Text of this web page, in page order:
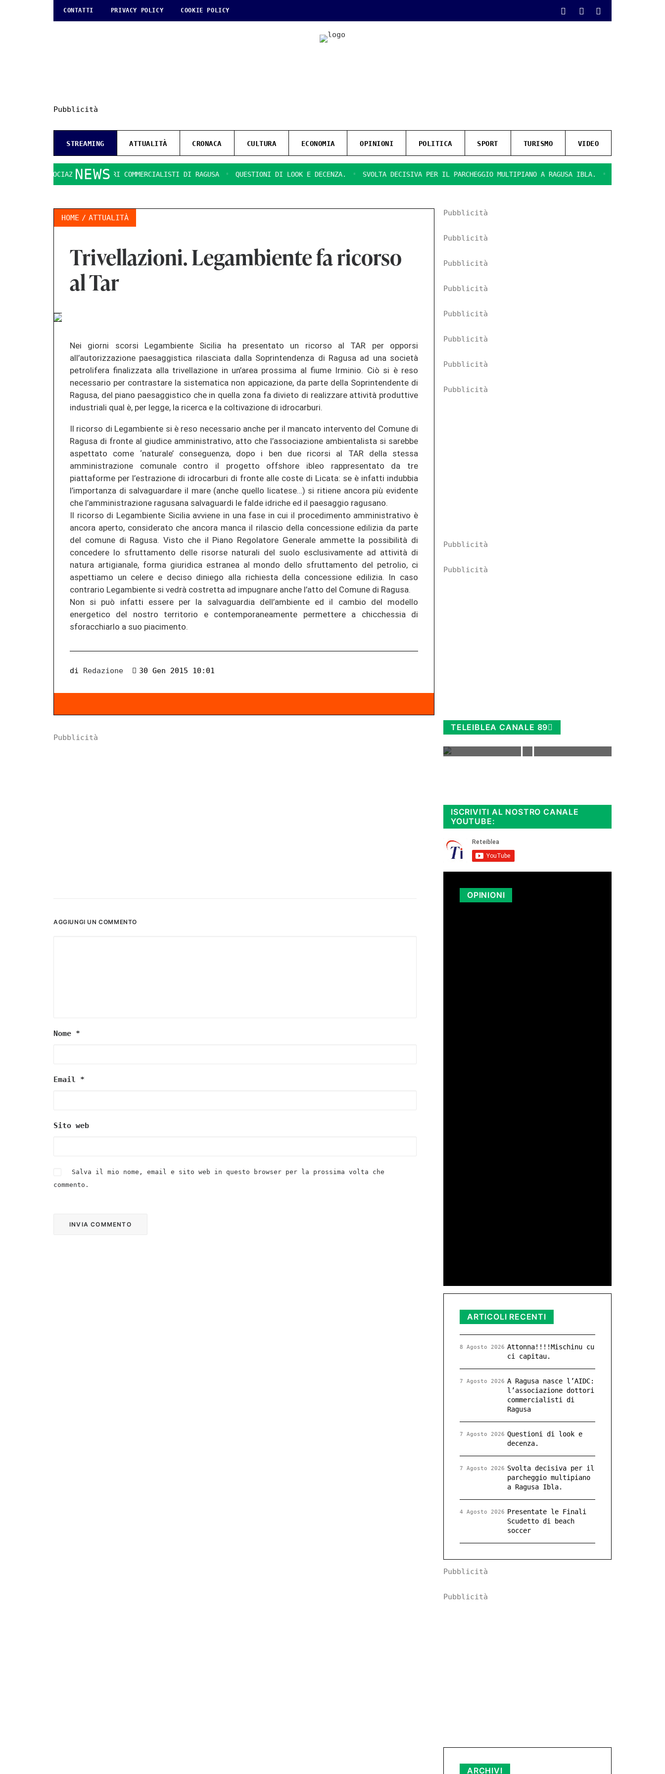
CONTATTI PRIVACY POLICY COOKIE POLICY
Pubblicità
STREAMING ATTUALITÀ CRONACA CULTURA ECONOMIA OPINIONI POLITICA SPORT TURISMO VIDEO
NEWS
L’ASSOCIAZIONE DOTTORI COMMERCIALISTI DI RAGUSA QUESTIONI DI LOOK E DECENZA. SVOLTA DECISIVA PER IL PARCHEGGIO MULTIPIANO A RAGUSA IBLA. PRESENTATE LE
HOME ATTUALITÀ
Trivellazioni. Legambiente fa ricorso
al Tar
Nei giorni scorsi Legambiente Sicilia ha presentato un ricorso al TAR per opporsi
all’autorizzazione paesaggistica rilasciata dalla Soprintendenza di Ragusa ad una società
petrolifera finalizzata alla trivellazione in un’area prossima al fiume Irminio. Ciò si è reso
necessario per contrastare la sistematica non appicazione, da parte della Soprintendente di
Ragusa, del piano paesaggistico che in quella zona fa divieto di realizzare attività produttive
industriali qual è, per legge, la ricerca e la coltivazione di idrocarburi.
Il ricorso di Legambiente si è reso necessario anche per il mancato intervento del Comune di
Ragusa di fronte al giudice amministrativo, atto che l’associazione ambientalista si sarebbe
aspettato come ‘naturale’ conseguenza, dopo i ben due ricorsi al TAR della stessa
amministrazione comunale contro il progetto offshore ibleo rappresentato da tre
piattaforme per l’estrazione di idrocarburi di fronte alle coste di Licata: se è infatti indubbia
l’importanza di salvaguardare il mare (anche quello licatese…) si ritiene ancora più evidente
che l’amministrazione ragusana salvaguardi le falde idriche ed il paesaggio ragusano.
Il ricorso di Legambiente Sicilia avviene in una fase in cui il procedimento amministrativo è
ancora aperto, considerato che ancora manca il rilascio della concessione edilizia da parte
del comune di Ragusa. Visto che il Piano Regolatore Generale ammette la possibilità di
concedere lo sfruttamento delle risorse naturali del suolo esclusivamente ad attività di
natura artigianale, forma giuridica estranea al mondo dello sfruttamento del petrolio, ci
aspettiamo un celere e deciso diniego alla richiesta della concessione edilizia. In caso
contrario Legambiente si vedrà costretta ad impugnare anche l’atto del Comune di Ragusa.
Non si può infatti essere per la salvaguardia dell’ambiente ed il cambio del modello
energetico del nostro territorio e contemporaneamente permettere a chicchessia di
sforacchiarlo a suo piacimento.
di Redazione 30 Gen 2015 10:01
Pubblicità
AGGIUNGI UN COMMENTO
Nome *
Email *
Sito web
Salva il mio nome, email e sito web in questo browser per la prossima volta che
commento.
Pubblicità
Pubblicità
Pubblicità
Pubblicità
Pubblicità
Pubblicità
Pubblicità
Pubblicità
Pubblicità
Pubblicità
TELEIBLEA CANALE 89
ISCRIVITI AL NOSTRO CANALE
YOUTUBE:
OPINIONI
ARTICOLI RECENTI
Attonna!!!!Mischinu cu
ci capitau.
8 Agosto 2026
A Ragusa nasce l’AIDC:
l’associazione dottori
commercialisti di
Ragusa
7 Agosto 2026
Questioni di look e
decenza.
7 Agosto 2026
Svolta decisiva per il
parcheggio multipiano
a Ragusa Ibla.
7 Agosto 2026
Presentate le Finali
Scudetto di beach
soccer
4 Agosto 2026
Pubblicità
Pubblicità
ARCHIVI